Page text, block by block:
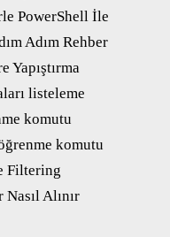
PowerShell İle
Adım Rehber
Yapıştırma
listeleme
komutu
komutu
Filtering
Alınır